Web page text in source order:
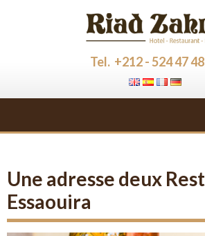
Tel. +212 - 524 47
Une adresse deux
Essaouira